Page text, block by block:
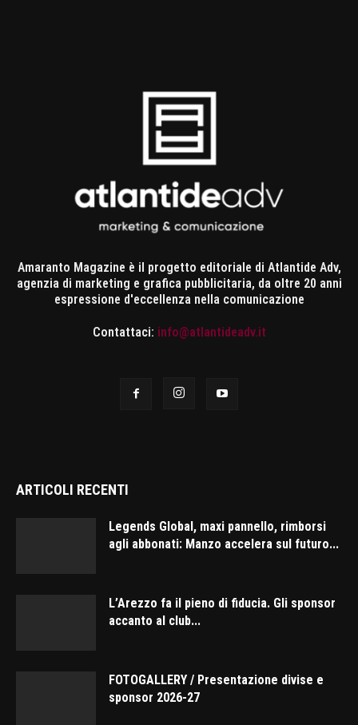
Amaranto Magazine è il progetto editoriale di Atlantide Adv,
agenzia di marketing e grafica pubblicitaria, da oltre 20 anni
espressione d'eccellenza nella comunicazione
Contattaci: info@atlantideadv.it
ARTICOLI RECENTI
Legends Global, maxi pannello, rimborsi
agli abbonati: Manzo accelera sul futuro...
L’Arezzo fa il pieno di fiducia. Gli sponsor
accanto al club...
FOTOGALLERY / Presentazione divise e
sponsor 2026-27